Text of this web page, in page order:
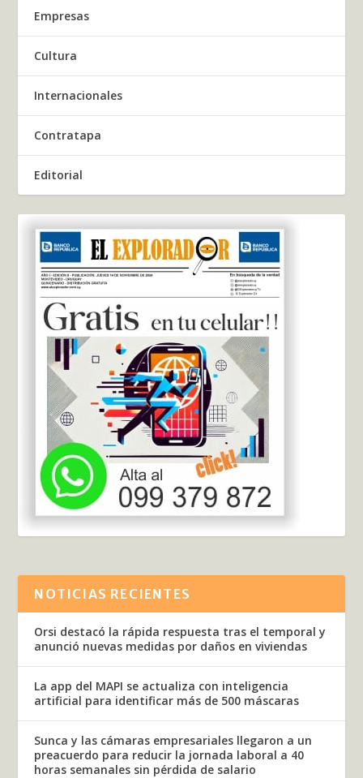
Empresas
Cultura
Internacionales
Contratapa
Editorial
NOTICIAS RECIENTES
Orsi destacó la rápida respuesta tras el temporal y
anunció nuevas medidas por daños en viviendas
La app del MAPI se actualiza con inteligencia
artificial para identificar más de 500 máscaras
Sunca y las cámaras empresariales llegaron a un
preacuerdo para reducir la jornada laboral a 40
horas semanales sin pérdida de salario